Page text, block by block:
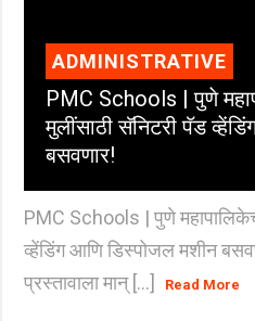
ADMINISTRATIVE
PMC Schools | पुणे
मुलींसाठी सॅनिटरी पॅड
बसवणार!
PMC Schools | पुणे
व्हेंडिंग आणि डिस्पोजल मशीन
प्रस्तावाला मान् [...]
Read More